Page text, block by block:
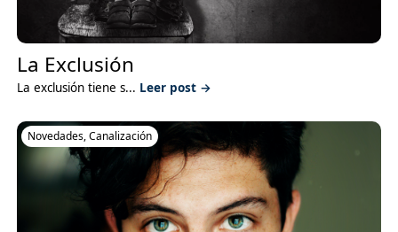
La Exclusión
La exclusión tiene s... Leer post →
Novedades,Canalización